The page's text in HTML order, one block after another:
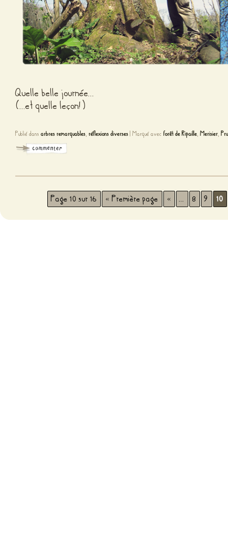
Quelle belle journée…
(…et quelle leçon!)
Publié dans arbres remarquables, réflexions diverses Marqué avec forêt de Ripaille, Merisier,
Page 10 sur 16 « Première page « … 8 9 10